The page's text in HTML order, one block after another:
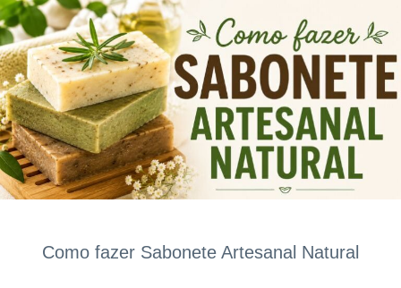
Como fazer Sabonete Artesanal Natural